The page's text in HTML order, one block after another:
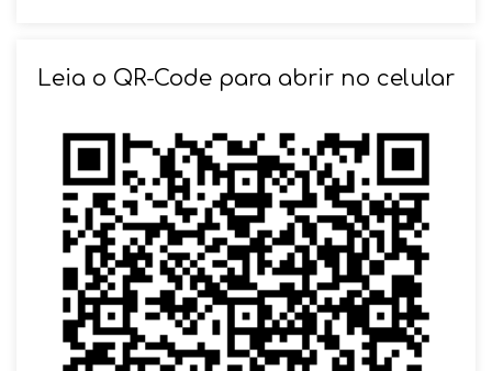
Leia o QR-Code para abrir no celular